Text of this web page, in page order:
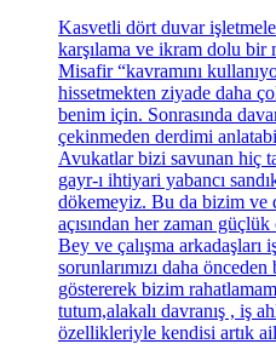
Kasvetli dört duvar
karşılama ve ikram dolu bir
Misafir “kavramını
hissetmekten ziyade daha
benim için. Sonrasında
çekinmeden derdimi
Avukatlar bizi savunan hiç
gayr-ı ihtiyari yabancı
dökemeyiz. Bu da bizim ve
açısından her zaman
Bey ve çalışma arkadaşları
sorunlarımızı daha
göstererek bizim
tutum,alakalı davranış , iş
özellikleriyle kendisi artık